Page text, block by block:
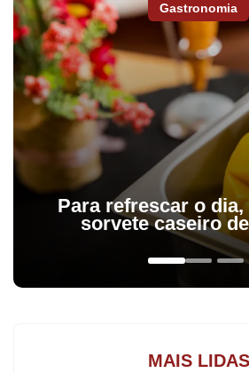
Gastronomia
Para refrescar o
sorvete caseiro
MAIS LIDAS